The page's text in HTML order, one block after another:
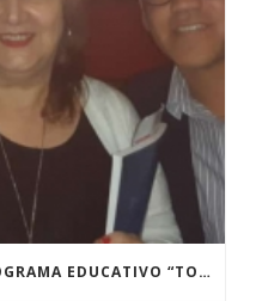
PUERTO PARTICIPA DEL PROGRAMA EDUCATIVO “TODOS LOS CHICOS Y CHICAS EN LA ESCUELA”